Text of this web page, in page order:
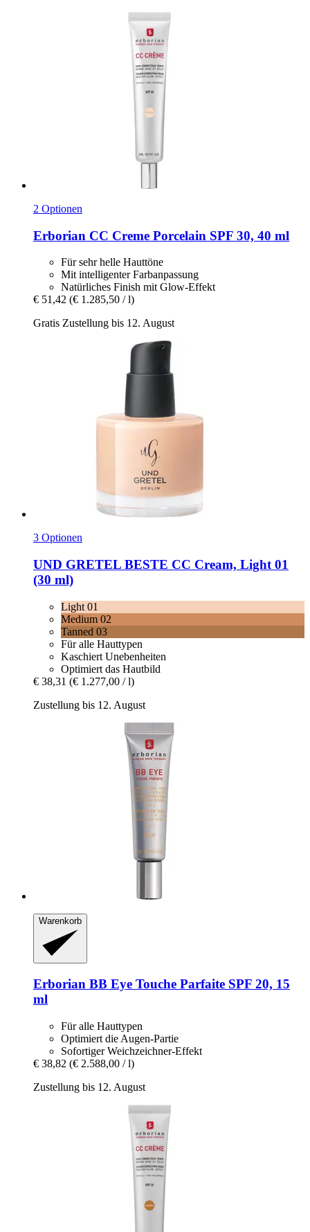
2 Optionen
Erborian CC Creme Porcelain SPF 30, 40 ml
Für sehr helle Hauttöne
Mit intelligenter Farbanpassung
Natürliches Finish mit Glow-Effekt
€ 51,42 (€ 1.285,50 / l)
Gratis Zustellung bis 12. August
3 Optionen
UND GRETEL BESTE CC Cream, Light 01
(30 ml)
Light 01
Medium 02
Tanned 03
Für alle Hauttypen
Kaschiert Unebenheiten
Optimiert das Hautbild
€ 38,31 (€ 1.277,00 / l)
Zustellung bis 12. August
Warenkorb
Erborian BB Eye Touche Parfaite SPF 20, 15
ml
Für alle Hauttypen
Optimiert die Augen-Partie
Sofortiger Weichzeichner-Effekt
€ 38,82 (€ 2.588,00 / l)
Zustellung bis 12. August